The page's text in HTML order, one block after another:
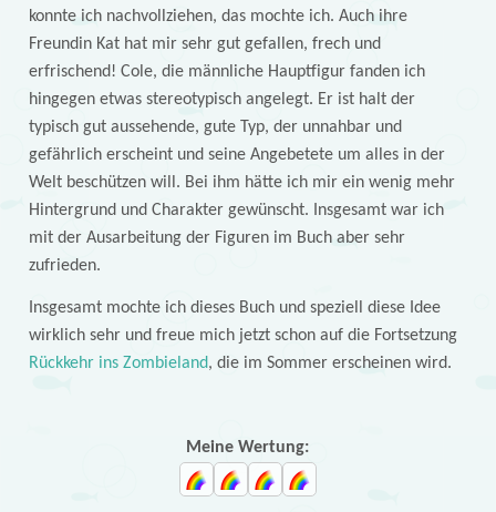
konnte ich nachvollziehen, das mochte ich. Auch ihre
Freundin Kat hat mir sehr gut gefallen, frech und
erfrischend! Cole, die männliche Hauptfigur fanden ich
hingegen etwas stereotypisch angelegt. Er ist halt der
typisch gut aussehende, gute Typ, der unnahbar und
gefährlich erscheint und seine Angebetete um alles in der
Welt beschützen will. Bei ihm hätte ich mir ein wenig mehr
Hintergrund und Charakter gewünscht. Insgesamt war ich
mit der Ausarbeitung der Figuren im Buch aber sehr
zufrieden.
Insgesamt mochte ich dieses Buch und speziell diese Idee
wirklich sehr und freue mich jetzt schon auf die Fortsetzung
Rückkehr ins Zombieland, die im Sommer erscheinen wird.
Meine Wertung: